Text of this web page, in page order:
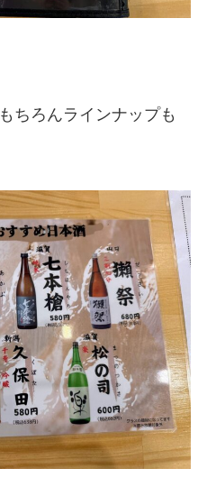
ちろんラインナップも